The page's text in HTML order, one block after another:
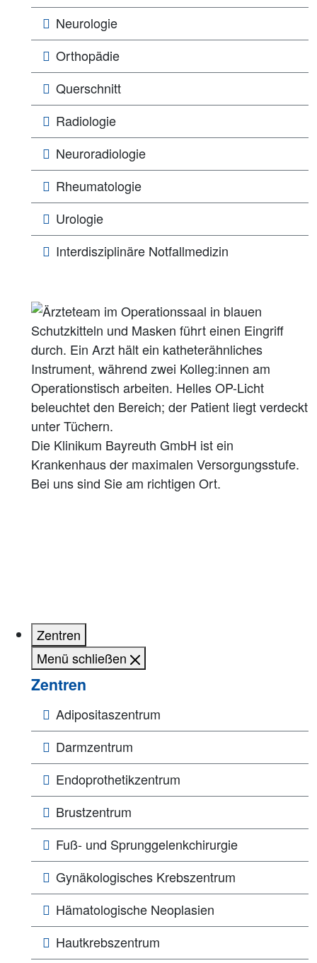
Neurologie
Orthopädie
Querschnitt
Radiologie
Neuroradiologie
Rheumatologie
Urologie
Interdisziplinäre Notfallmedizin
Die Klinikum Bayreuth GmbH ist ein
Krankenhaus der maximalen Versorgungsstufe.
Bei uns sind Sie am richtigen Ort.
Zentren
Menü schließen
Zentren
Adipositaszentrum
Darmzentrum
Endoprothetikzentrum
Brustzentrum
Fuß- und Sprunggelenkchirurgie
Gynäkologisches Krebszentrum
Hämatologische Neoplasien
Hautkrebszentrum